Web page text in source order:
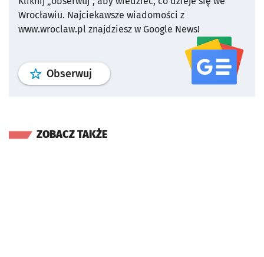
Wrocławiu. Najciekawsze wiadomości z
www.wroclaw.pl znajdziesz w Google News!
Obserwuj profil serwisu
ZOBACZ TAKŻE